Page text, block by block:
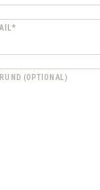
(OPTIONAL)